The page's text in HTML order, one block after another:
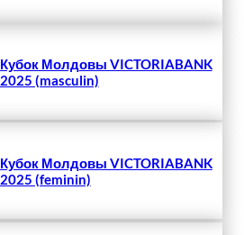
Кубок Молдовы VICTORIABANK
2025 (masculin)
Кубок Молдовы VICTORIABANK
2025 (feminin)